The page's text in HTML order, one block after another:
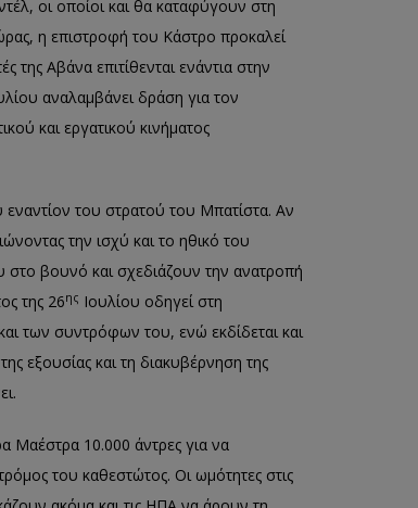
οι οποίοι και θα καταφύγουν στη
η επιστροφή του Κάστρο προκαλεί
της Αβάνα επιτίθενται ενάντια στην
αναλαμβάνει δράση για τον
και εργατικού κινήματος
εναντίον του στρατού του Μπατίστα. Αν
την ισχύ και το ηθικό του
στο βουνό και σχεδιάζουν την ανατροπή
της 26ης Ιουλίου οδηγεί στη
των συντρόφων του, ενώ εκδίδεται και
εξουσίας και τη διακυβέρνηση της
Μαέστρα 10.000 άντρες για να
του καθεστώτος. Οι ωμότητες στις